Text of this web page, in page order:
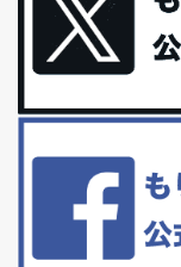
体に優しい、私のふ
今回は、最近毎回定
礼品トップ５を紹介
更年期を穏やかに乗
といった更年期症状